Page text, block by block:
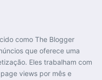
como The Blogger
que oferece uma
Eles trabalham com
views por mês e